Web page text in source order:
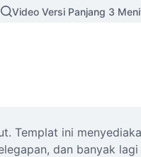
Video Versi Panjang 3
Templat ini
dan banyak